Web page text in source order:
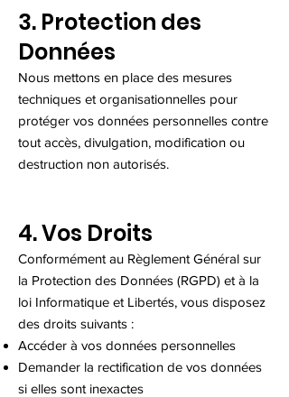
3. Protection des
Données
Nous mettons en place des mesures
techniques et organisationnelles pour
protéger vos données personnelles contre
tout accès, divulgation, modification ou
destruction non autorisés.
4. Vos Droits
Conformément au Règlement Général sur
la Protection des Données (RGPD) et à la
loi Informatique et Libertés, vous disposez
des droits suivants :
Accéder à vos données personnelles
Demander la rectification de vos données
si elles sont inexactes